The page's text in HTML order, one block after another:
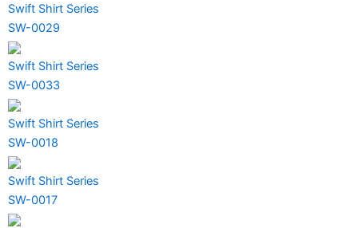
Swift Shirt Series
SW-0029
Swift Shirt Series
SW-0033
Swift Shirt Series
SW-0018
Swift Shirt Series
SW-0017